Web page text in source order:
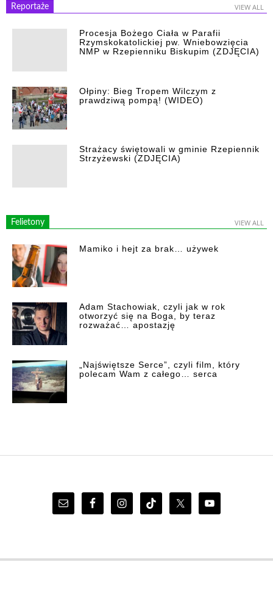
Reportaże VIEW ALL
Procesja Bożego Ciała w Parafii
Rzymskokatolickiej pw. Wniebowzięcia
NMP w Rzepienniku Biskupim (ZDJĘCIA)
Ołpiny: Bieg Tropem Wilczym z
prawdziwą pompą! (WIDEO)
Strażacy świętowali w gminie Rzepiennik
Strzyżewski (ZDJĘCIA)
Felietony VIEW ALL
Mamiko i hejt za brak… używek
Adam Stachowiak, czyli jak w rok
otworzyć się na Boga, by teraz
rozważać… apostazję
„Najświętsze Serce”, czyli film, który
polecam Wam z całego… serca